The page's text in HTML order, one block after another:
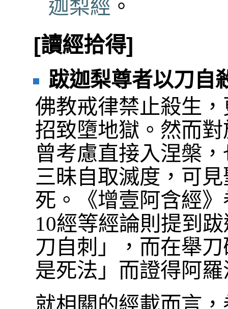
迦梨經 。
[讀經拾得]
跋迦梨尊者以刀自
佛教戒律禁止殺生
招致墮地獄。然而
曾考慮直接入涅槃
三昧自取滅度，可
死。《增壹阿含經
10經等經論則提到
刀自刺」，而在舉
是死法」而證得阿